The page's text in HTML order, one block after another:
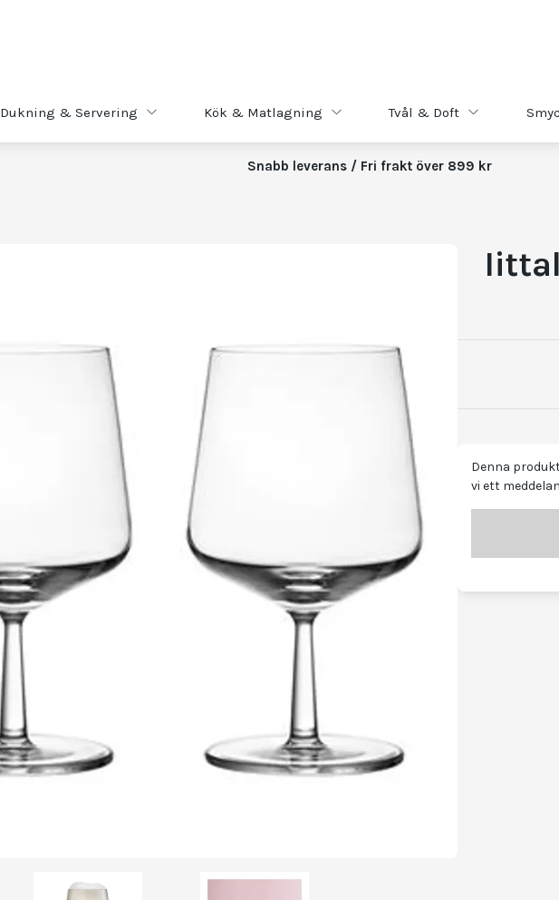
Dukning & Servering Kök & Matlagning Tvål & Doft
Snabb leverans / Fri frakt över 899 kr
Denna
vi ett